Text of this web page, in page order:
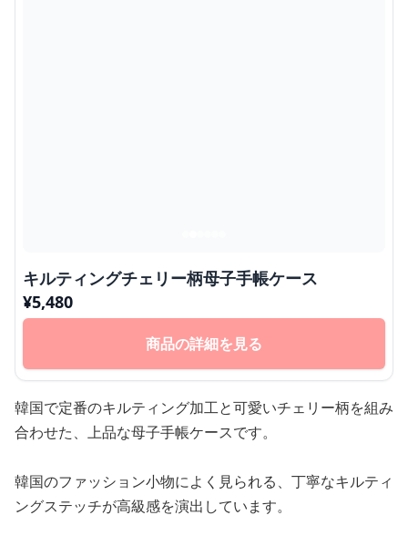
キルティングチェリー柄母子手帳ケース
¥5,480
商品の詳細を見る
韓国で定番のキルティング加工と可愛いチェリー柄を組み
合わせた、上品な母子手帳ケースです。
韓国のファッション小物によく見られる、丁寧なキルティ
ングステッチが高級感を演出しています。